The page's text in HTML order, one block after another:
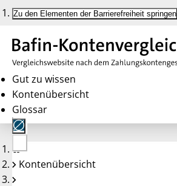
Zu den Elementen der Barrierefreiheit springen
Gut zu wissen
Kontenübersicht
Glossar
Keine
Konten
Kontenübersicht